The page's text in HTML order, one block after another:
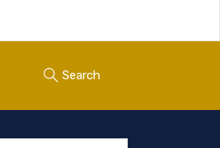
Search